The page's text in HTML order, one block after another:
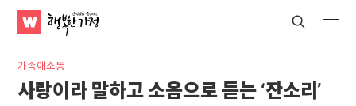
WATV
행
한
가
Search
Submit Submit
가족애소통
사랑이라 말하고 소음으로 듣는 ‘잔소리’